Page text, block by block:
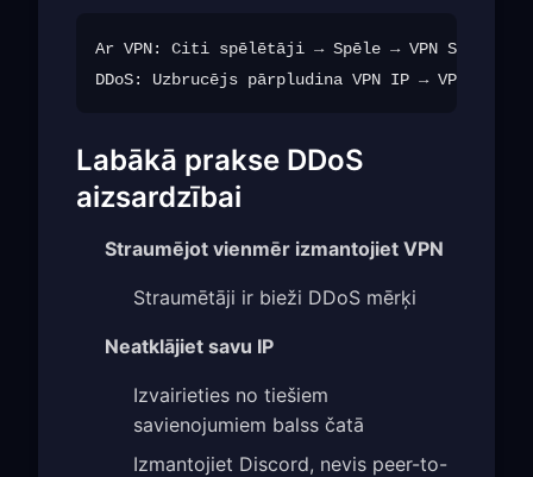
Ar VPN: Citi spēlētāji → Spēle → VPN Server →
Labākā prakse DDoS
aizsardzībai
Straumējot vienmēr izmantojiet VPN
Straumētāji ir bieži DDoS mērķi
Neatklājiet savu IP
Izvairieties no tiešiem
savienojumiem balss čatā
Izmantojiet Discord, nevis peer-to-